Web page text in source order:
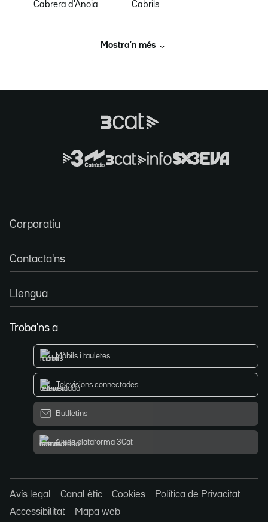
Cabrera d'Anoia
Cabrils
Mostra’n més
Corporatiu
Contacta'ns
Llengua
Troba'ns a
Mòbils i tauletes
Televisions connectades
Butlletins
Ajuda plataforma 3Cat
Avís legal Canal ètic Cookies
Política de Privacitat
Accessibilitat
Mapa web